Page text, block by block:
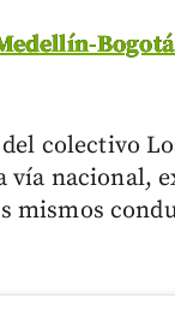
colectivo
vía nacional,
mismos